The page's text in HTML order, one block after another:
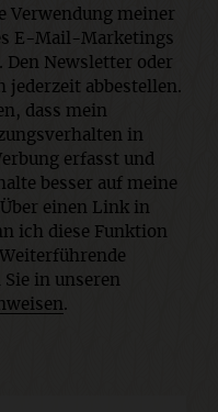
Verwendung meiner
E-Mail-Marketings
Den Newsletter oder
abbestellen.
dass mein
in
erfasst und
besser auf meine
einen Link in
ich diese Funktion
in unseren
.